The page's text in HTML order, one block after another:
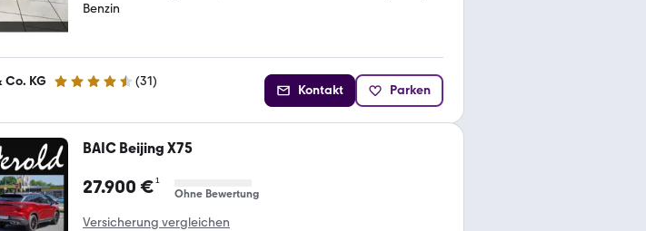
Benzin
Co. KG 4.7 Sterne (31)
Kontakt Parken
BAIC Beijing X75
27.900 €¹
Ohne Bewertung
Versicherung vergleichen